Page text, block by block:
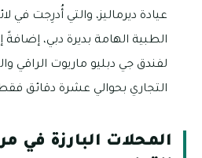
عيادة ديرماليز، والتي أُدرِجت في
الطبية الهامة بديرة دبي، إضافةً
لفندق جي دبليو ماريوت الراقي
التجاري بحوالي عشرة دقائق
المحلات البارزة في